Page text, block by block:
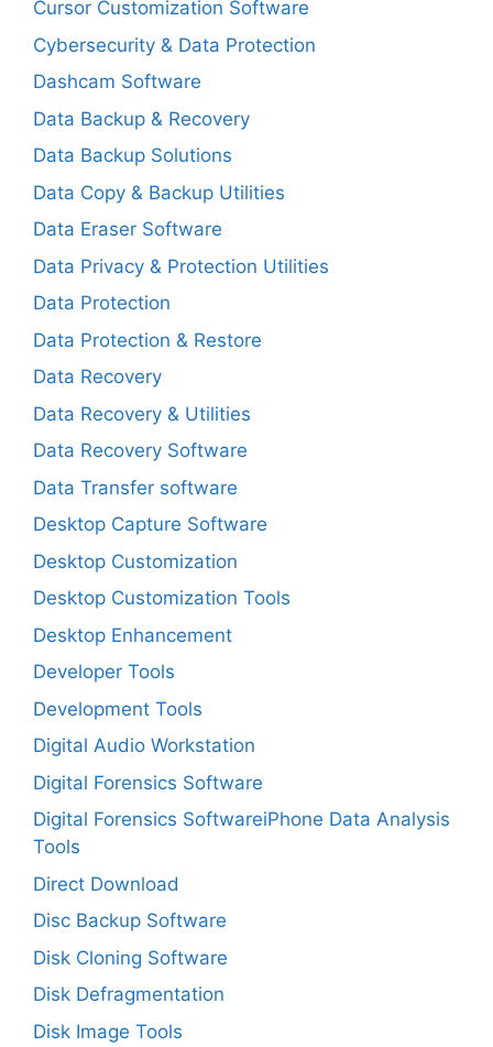
Cursor Customization Software
Cybersecurity & Data Protection
Dashcam Software
Data Backup & Recovery
Data Backup Solutions
Data Copy & Backup Utilities
Data Eraser Software
Data Privacy & Protection Utilities
Data Protection
Data Protection & Restore
Data Recovery
Data Recovery & Utilities
Data Recovery Software
Data Transfer software
Desktop Capture Software
Desktop Customization
Desktop Customization Tools
Desktop Enhancement
Developer Tools
Development Tools
Digital Audio Workstation
Digital Forensics Software
Digital Forensics SoftwareiPhone Data Analysis
Tools
Direct Download
Disc Backup Software
Disk Cloning Software
Disk Defragmentation
Disk Image Tools